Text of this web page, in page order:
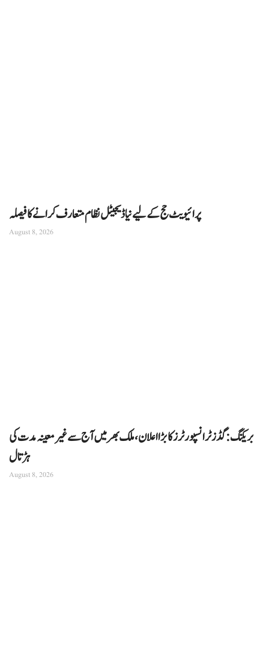
پرائیویٹ حج کے لیے نیا ڈیجیٹل نظام متعارف کرانے کا فیصلہ
August 8, 2026
بریکنگ: گڈز ٹرانسپورٹرز کا بڑا اعلان، ملک بھر میں آج سے غیرمعینہ مدت کی
ہڑتال
August 8, 2026